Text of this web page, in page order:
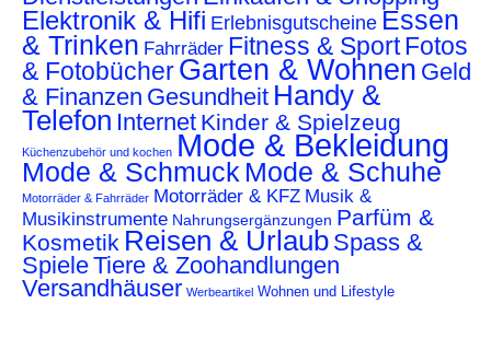
Elektronik & Hifi Erlebnisgutscheine Essen
& Trinken Fahrräder Fitness & SportFotos
& FotobücherGarten & Wohnen Geld
& Finanzen Gesundheit Handy &
Telefon Internet Kinder & Spielzeug
Küchenzubehör und kochen Mode & Bekleidung
Mode & Schmuck Mode & Schuhe
Motorräder & Fahrräder Motorräder & KFZ Musik &
Musikinstrumente Nahrungsergänzungen Parfüm &
Kosmetik Reisen & Urlaub Spass &
SpieleTiere & Zoohandlungen
Versandhäuser Werbeartikel Wohnen und Lifestyle